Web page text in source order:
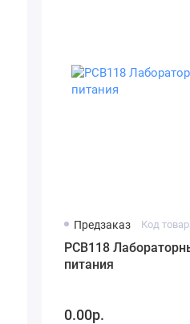
Предзаказ Код
PCB118
питания
0.00р.